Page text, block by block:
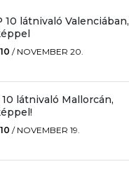
10 látnivaló Valenciában,
/ NOVEMBER 20.
10 látnivaló Mallorcán,
/ NOVEMBER 19.